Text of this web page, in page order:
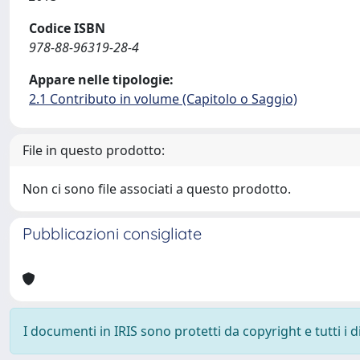
Codice ISBN
978-88-96319-28-4
Appare nelle tipologie:
2.1 Contributo in volume (Capitolo o Saggio)
File in questo prodotto:
Non ci sono file associati a questo prodotto.
Pubblicazioni consigliate
I documenti in IRIS sono protetti da copyright e tutti i